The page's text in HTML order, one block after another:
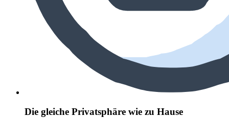
Die gleiche Privatsphäre wie zu Hause